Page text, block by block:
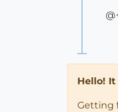
Hello!
Getting